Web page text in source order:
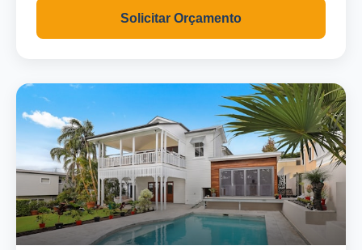
Solicitar Orçamento